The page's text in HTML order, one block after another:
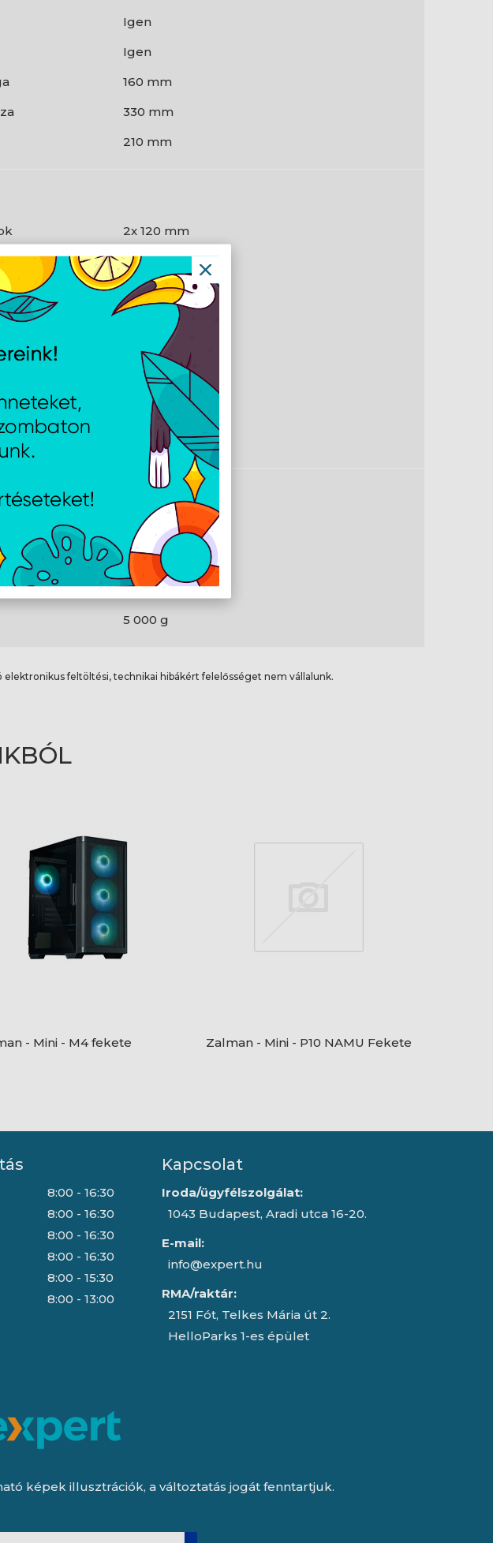
Igen
Igen
160 mm
330 mm
210 mm
2x 120 mm
3
120 mm
1x 120 mm
120 mm
ventilátorok
140 mm
221 mm
409 mm
426 mm
5 000 g
feltöltési, technikai hibákért felelősséget nem vállalunk.
- Mini - M4 fekete Zalman - Mini - P10 NAMU Fekete
8:00 - 16:30
8:00 - 16:30
8:00 - 16:30
8:00 - 16:30
8:00 - 15:30
8:00 - 13:00
Kapcsolat
Iroda/ügyfélszolgálat:
1043 Budapest, Aradi utca 16-20.
E-mail:
info@expert.hu
RMA/raktár:
2151 Fót, Telkes Mária út 2.
HelloParks 1-es épület
képek illusztrációk, a változtatás jogát fenntartjuk.